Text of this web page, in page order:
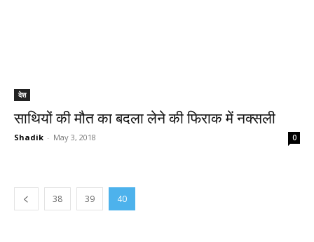
देश
साथियों की मौत का बदला लेने की फिराक में नक्सली
Shadik - May 3, 2018 0
38 39 40